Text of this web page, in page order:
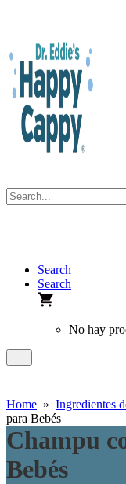
content
Search
Search
No hay
Home » Ingredientes
para Bebés
Champu
Bebés